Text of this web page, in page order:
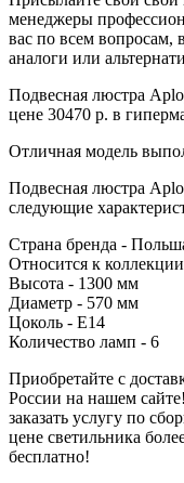
менеджеры
вас по всем вопросам,
аналоги или
Подвесная люстра
цене 30470 р. в
Отличная модель
Подвесная люстра
следующие
Страна бренда -
Относится к
Высота - 1300 мм
Диаметр - 570 мм
Цоколь - E14
Количество ламп - 6
Приобретайте с
России на нашем
заказать услугу по
цене светильника
бесплатно!